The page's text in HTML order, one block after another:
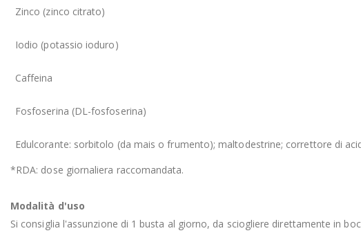
Zinco (zinco citrato)
Iodio (potassio ioduro)
Caffeina
Fosfoserina (DL-fosfoserina)
Edulcorante: sorbitolo (da mais o frumento); maltodestrine; correttore di
*RDA: dose giornaliera raccomandata.
Modalità d'uso
Si consiglia l'assunzione di 1 busta al giorno, da sciogliere direttamente in